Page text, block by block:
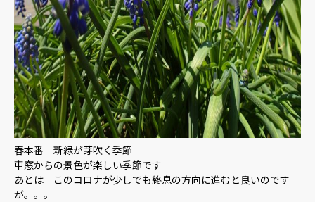
春本番 新緑が芽吹く季節
車窓からの景色が楽しい季節です
あとは このコロナが少しでも終息の方向に進むと良いのです
が。。。